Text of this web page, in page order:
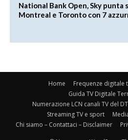
National Bank Open, Sky punta
Montreal e Toronto con 7
Home
Frequenze digitale
Guida TV Digitale
Numerazione LCN canali TV del
Streaming TV e sport
Chi siamo – Contattaci – Disclaimer